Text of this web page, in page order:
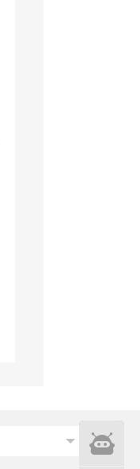
智能
问答